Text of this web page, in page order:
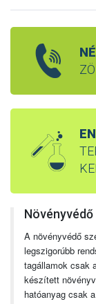
A növényvédő
legszigorúbb
tagállamok csak
készített
hatóanyag csak